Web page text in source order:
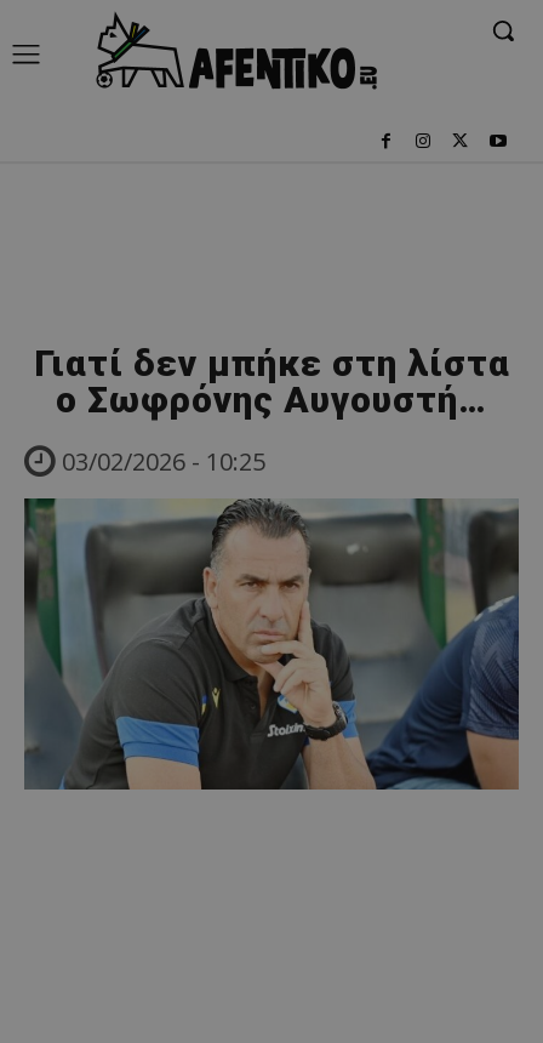
Γιατί δεν μπήκε στη λίστα
ο Σωφρόνης Αυγουστή…
03/02/2026 - 10:25